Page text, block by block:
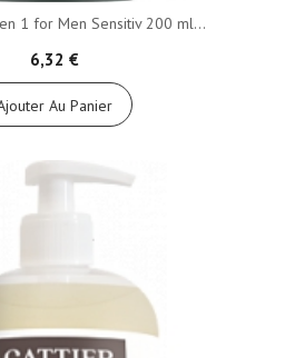
1 for Men Sensitiv 200 ml...
6,32 €
Au Panier